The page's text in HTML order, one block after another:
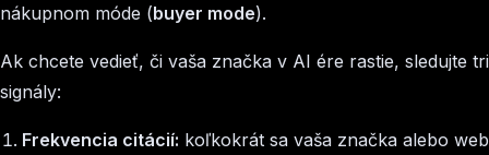
nákupnom móde (buyer mode).
Ak chcete vedieť, či vaša značka v AI ére rastie, sledujte tri
signály:
Frekvencia citácií: koľkokrát sa vaša značka alebo web